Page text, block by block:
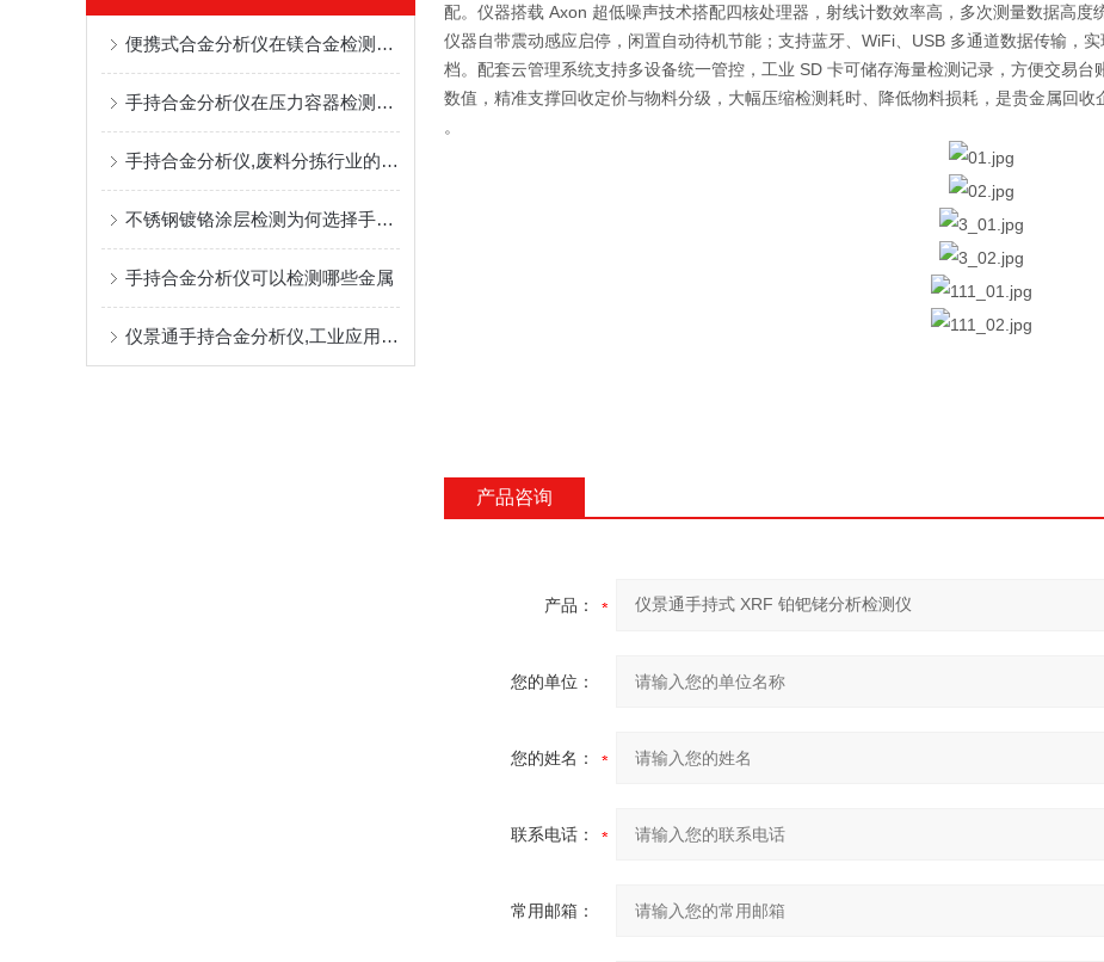
便携式合金分析仪在镁合金检测中的优势
手持合金分析仪在压力容器检测方面的应用
手持合金分析仪,废料分拣行业的元素检测利器
不锈钢镀铬涂层检测为何选择手持合金分析仪
手持合金分析仪可以检测哪些金属
仪景通手持合金分析仪,工业应用中的得力质控与优化助手
配。仪器搭载 Axon 超低噪声技术搭配四核处理器，射线计数效率高，多次测量数据高度
仪器自带震动感应启停，闲置自动待机节能；支持蓝牙、WiFi、USB 多通道数据传输，
档。配套云管理系统支持多设备统一管控，工业 SD 卡可储存海量检测记录，方便交易
数值，精准支撑回收定价与物料分级，大幅压缩检测耗时、降低物料损耗，是贵金属回收
。
产品咨询
产品：
您的单位：
您的姓名：
联系电话：
常用邮箱：